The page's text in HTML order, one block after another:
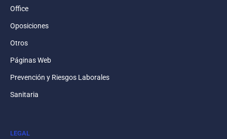
Office
Oposiciones
Otros
Páginas Web
Prevención y Riesgos Laborales
Sanitaria
LEGAL